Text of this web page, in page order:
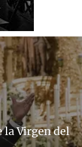
la Virgen del